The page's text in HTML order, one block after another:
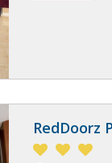
RedDoorz